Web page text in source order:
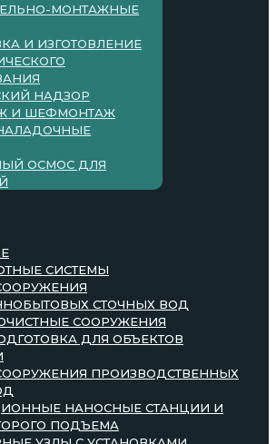
МОНТАЖНЫЕ
И ИЗГОТОВЛЕНИЕ
НАДЗОР
И ШЕФМОНТАЖ
ОСМОС ДЛЯ
СИСТЕМЫ
СТОЧНЫХ ВОД
СООРУЖЕНИЯ
ДЛЯ ОБЪЕКТОВ
ПРОИЗВОДСТВЕННЫХ
НАНОСНЫЕ СТАНЦИИ И
ПОДЪЕМА